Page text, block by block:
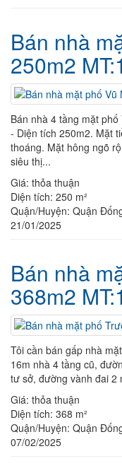
Bán nhà
250m2
Bán nhà 4 tầng mặt
- Diện tích 250m2. Mặt
thoáng. Mặt hông ngõ
siêu thị...
Giá: thỏa thuận
Diện tích: 250 m²
Quận/Huyện: Quận
21/01/2025
Bán nhà
368m2
Tôi cần bán gấp nhà
16m nhà 4 tầng cũ,
tư sở, đường vành đai 2
Giá: thỏa thuận
Diện tích: 368 m²
Quận/Huyện: Quận
07/02/2025